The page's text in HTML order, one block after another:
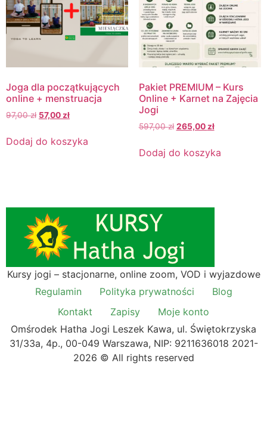
Joga dla początkujących
online + menstruacja
97,00zł 57,00 zł
Dodaj do koszyka
Pakiet PREMIUM – Kurs
Online + Karnet na Zajęcia
Jogi
597,00zł 265,00 zł
Dodaj do koszyka
Kursy jogi – stacjonarne, online zoom, VOD i wyjazdowe
Regulamin
Polityka prywatności
Blog
Kontakt
Zapisy
Moje konto
Omśrodek Hatha Jogi Leszek Kawa, ul. Świętokrzyska
31/33a, 4p., 00-049 Warszawa, NIP: 9211636018 2021-
2026 © All rights reserved